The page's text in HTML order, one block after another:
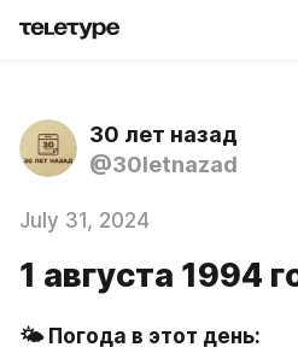
30 лет назад
@30letnazad
July 31, 2024
1 августа 1994